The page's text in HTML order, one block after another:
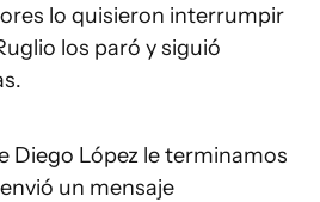
lo quisieron interrumpir
los paró y siguió
Diego López le terminamos
un mensaje